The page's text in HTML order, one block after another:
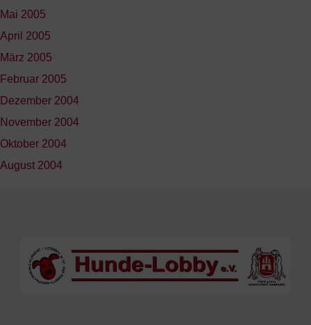
Mai 2005
April 2005
März 2005
Februar 2005
Dezember 2004
November 2004
Oktober 2004
August 2004